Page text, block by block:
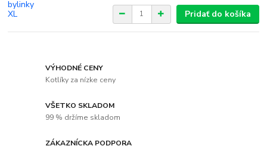
Pridať do košíka
VÝHODNÉ CENY
Kotlíky za nízke ceny
VŠETKO SKLADOM
99 % držíme skladom
ZÁKAZNÍCKA PODPORA